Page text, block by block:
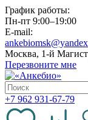
График работы:
Пн-пт 9:00–19:00
E-mail:
Москва, 1-й
Перезвоните мне
+7 962 931-67-79